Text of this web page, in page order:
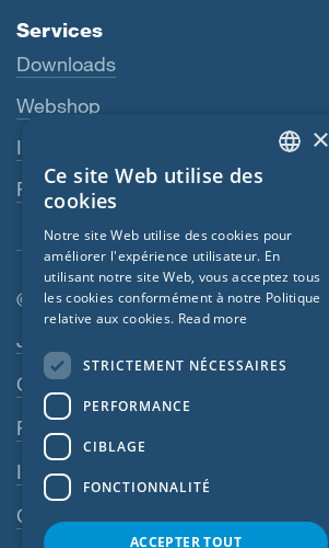
Services
Downloads
Webshop
Interlocuteur
Revendeurs
© SIGA 2026
Jobs
Contact
Règles de confidentialité
Impressum
CGV
ENGLISH
FRENCH
CZECH
LATVIAN
×
Ce site Web utilise des
cookies
Notre site Web utilise des cookies pour
améliorer l'expérience utilisateur. En
utilisant notre site Web, vous acceptez tous
les cookies conformément à notre Politique
relative aux cookies. Read more
STRICTEMENT NÉCESSAIRES
PERFORMANCE
CIBLAGE
FONCTIONNALITÉ
ACCEPTER TOUT